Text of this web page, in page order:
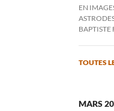
EN
TOUTES
MARS